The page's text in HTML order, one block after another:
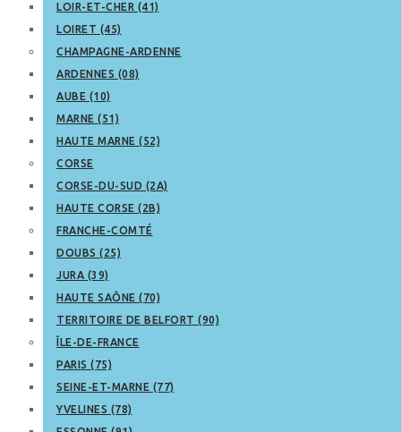
LOIR-ET-CHER (41)
LOIRET (45)
CHAMPAGNE-ARDENNE
ARDENNES (08)
AUBE (10)
MARNE (51)
HAUTE MARNE (52)
CORSE
CORSE-DU-SUD (2A)
HAUTE CORSE (2B)
FRANCHE-COMTÉ
DOUBS (25)
JURA (39)
HAUTE SAÔNE (70)
TERRITOIRE DE BELFORT (90)
ÎLE-DE-FRANCE
PARIS (75)
SEINE-ET-MARNE (77)
YVELINES (78)